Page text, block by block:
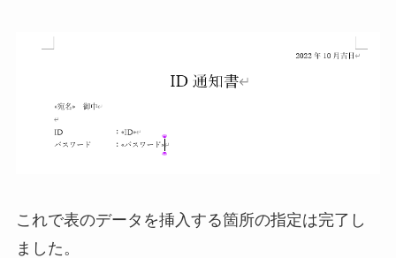
これで表のデータを挿入する箇所の指定は完了し
ました。